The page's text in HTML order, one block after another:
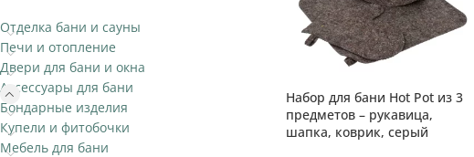
Отделка бани и сауны
Печи и отопление
Двери для бани и окна
Аксессуары для бани
Бондарные изделия
Купели и фитобочки
Мебель для бани
Выбор покупателя
Набор для бани Hot Pot из 3
предметов – рукавица,
шапка, коврик, серый